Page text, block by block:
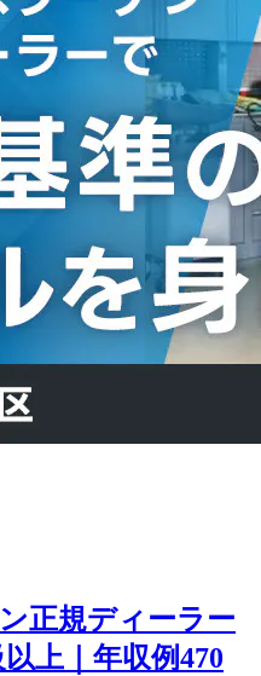
正規ディーラー
上｜年収例470